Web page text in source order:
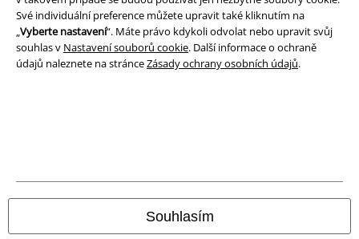
Své individuální preference můžete upravit také kliknutím na
„Vyberte nastavení“. Máte právo kdykoli odvolat nebo upravit svůj
souhlas v Nastavení souborů cookie. Další informace o ochraně
údajů naleznete na stránceZásady ochrany osobních údajů.
Souhlasím
Právní informace